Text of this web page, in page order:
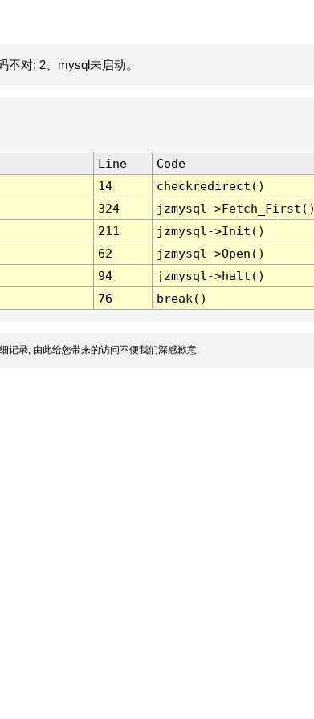
对; 2、mysql未启动。
Line
Code
14
checkredirect()
324
jzmysql-
211
jzmysql->Init()
62
jzmysql->Open()
94
jzmysql->halt()
76 break()
记录, 由此给您带来的访问不便我们深感歉意.